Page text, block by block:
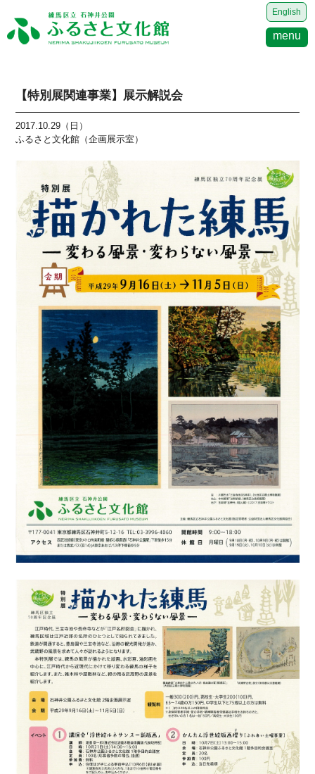
English
menu
【特別展関連事業】展示解説会
2017.10.29（日）
ふるさと文化館（企画展示室）